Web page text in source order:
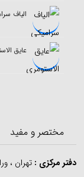
الیاف
عایق
مختصر و مفید
دفتر مرکزی : تهران ،